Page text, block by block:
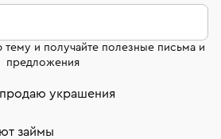
и получайте полезные письма и
предложения
украшения
займы